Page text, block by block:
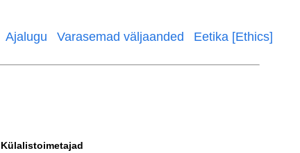
Ajalugu Varasemad väljaanded Eetika [Ethics]
Külalistoimetajad